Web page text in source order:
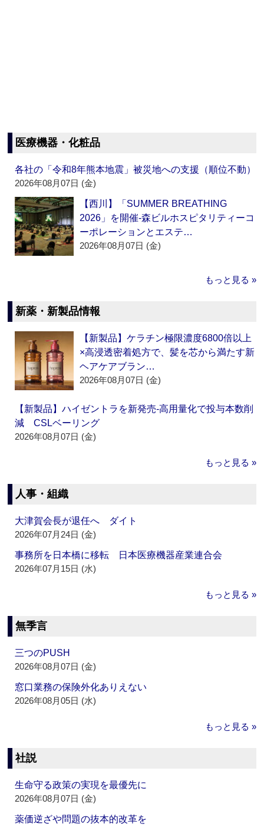
医療機器・化粧品
各社の「令和8年熊本地震」被災地への支援（順位不動）
2026年08月07日 (金)
【西川】「SUMMER BREATHING
2026」を開催‐森ビルホスピタリティーコ
ーポレーションとエステ…
2026年08月07日 (金)
もっと見る »
新薬・新製品情報
【新製品】ケラチン極限濃度6800倍以上
×高浸透密着処方で、髪を芯から満たす新
ヘアケアブラン…
2026年08月07日 (金)
【新製品】ハイゼントラを新発売‐高用量化で投与本数削
減 CSLベーリング
2026年08月07日 (金)
もっと見る »
人事・組織
大津賀会長が退任へ ダイト
2026年07月24日 (金)
事務所を日本橋に移転 日本医療機器産業連合会
2026年07月15日 (水)
もっと見る »
無季言
三つのPUSH
2026年08月07日 (金)
窓口業務の保険外化ありえない
2026年08月05日 (水)
もっと見る »
社説
生命守る政策の実現を最優先に
2026年08月07日 (金)
薬価逆ざや問題の抜本的改革を